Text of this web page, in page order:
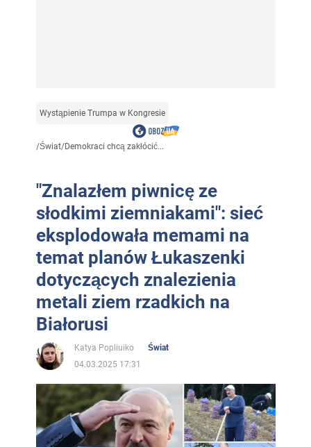
Wystąpienie Trumpa w Kongresie
/Świat/Demokraci chcą zakłócić...
"Znalazłem piwnicę ze
słodkimi ziemniakami": sieć
eksplodowała memami na
temat planów Łukaszenki
dotyczących znalezienia
metali ziem rzadkich na
Białorusi
Katya Popliuiko
Świat
04.03.2025 17:31